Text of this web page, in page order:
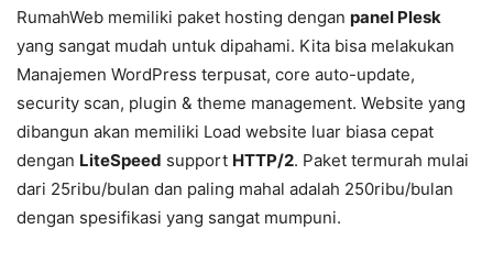
RumahWeb memiliki paket hosting dengan panel Plesk
yang sangat mudah untuk dipahami. Kita bisa melakukan
Manajemen WordPress terpusat, core auto-update,
security scan, plugin & theme management. Website yang
dibangun akan memiliki Load website luar biasa cepat
dengan LiteSpeed support HTTP/2. Paket termurah mulai
dari 25ribu/bulan dan paling mahal adalah 250ribu/bulan
dengan spesifikasi yang sangat mumpuni.